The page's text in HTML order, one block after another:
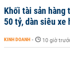
Khối tài sản hàng
50 tỷ, dàn siêu
KINH DOANH - 10 giờ